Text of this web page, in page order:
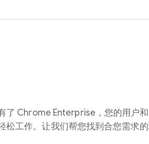
了 Chrome Enterprise，您的用户
松工作。让我们帮您找到合您需求的